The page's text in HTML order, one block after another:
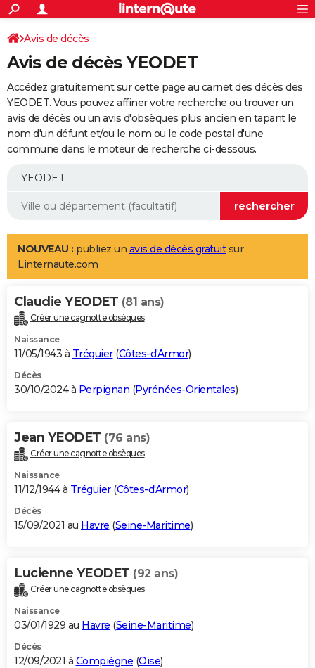
ACTUALITÉS
Politique
Société
Faits Divers
Education
Monde
Villes
+
SPORT
Coupe du monde 2026
Football
Tennis
Cyclisme
Rugby
Forum
Programme TV
TNT
Streaming
Cinéma
Sorties cinéma
Musique
+
FINANCE
Retraite
Epargne
Immobilier
Risques naturels par ville
Banque
Assurance
AUTO
Essais
Réserver un essai
Citadines
Berlines
SUV
Forum auto
+
Mobiles
Meilleur smartphone
Internet
Ordinateurs
Jeux vidéo
Guide high-tech
Aménagement intérieur
LIFESTYLE
Art de vivre
Bien-être
Loisirs
Mode
Modes de vie
Alimentation
Guide de la santé
Maladies
Médicaments
Sommeil
VOYAGE
Destinations
City break
Voyage nature
Voyage de noces
Forum
Climat
+PHOTO
GUIDES D'ACHAT
BONS PLANS
Carte de Noël
Carte Bonne année
Carte Saint-Valentin
Carte Pâques
Carte d'anniversaire
DICTIONNAIRE
Dictionnaire
Biographies
Citations
Expressions
Proverbes
PROGRAMME TV
S'inscrire
Se connecter
Lycées
Collèges
Primaires
Universités
Entreprises
Service militaire
Avis de recherche
AVIS DE DÉCÈS
Bricolage
Lifestyle
Culture
Sport
Auto
Television
Voyage
Cinema
Avis de décès
Avis de décès YEODET
Accédez gratuitement sur cette page au carnet des décès des
YEODET. Vous pouvez affiner votre recherche ou trouver un
avis de décès ou un avis d'obsèques plus ancien en tapant le
nom d'un défunt et/ou le nom ou le code postal d'une
commune dans le moteur de recherche ci-dessous.
NOUVEAU : publiez un avis de décès gratuitsur
Linternaute.com
Claudie YEODET (81 ans)
Créer une cagnotte obsèques
Naissance
11/05/1943 à Tréguier(Côtes-d'Armor)
Décès
30/10/2024 à Perpignan (Pyrénées-Orientales)
Jean YEODET (76 ans)
Créer une cagnotte obsèques
Naissance
11/12/1944 à Tréguier(Côtes-d'Armor)
Décès
15/09/2021 au Havre (Seine-Maritime)
Lucienne YEODET (92 ans)
Créer une cagnotte obsèques
Naissance
03/01/1929 au Havre (Seine-Maritime)
Décès
12/09/2021 à Compiègne (Oise)